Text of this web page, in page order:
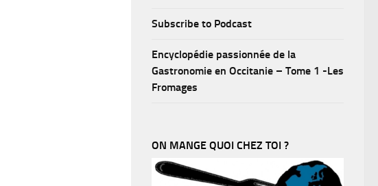
Subscribe to Podcast
Encyclopédie passionnée de la
Gastronomie en Occitanie – Tome 1 -Les
Fromages
ON MANGE QUOI CHEZ TOI ?